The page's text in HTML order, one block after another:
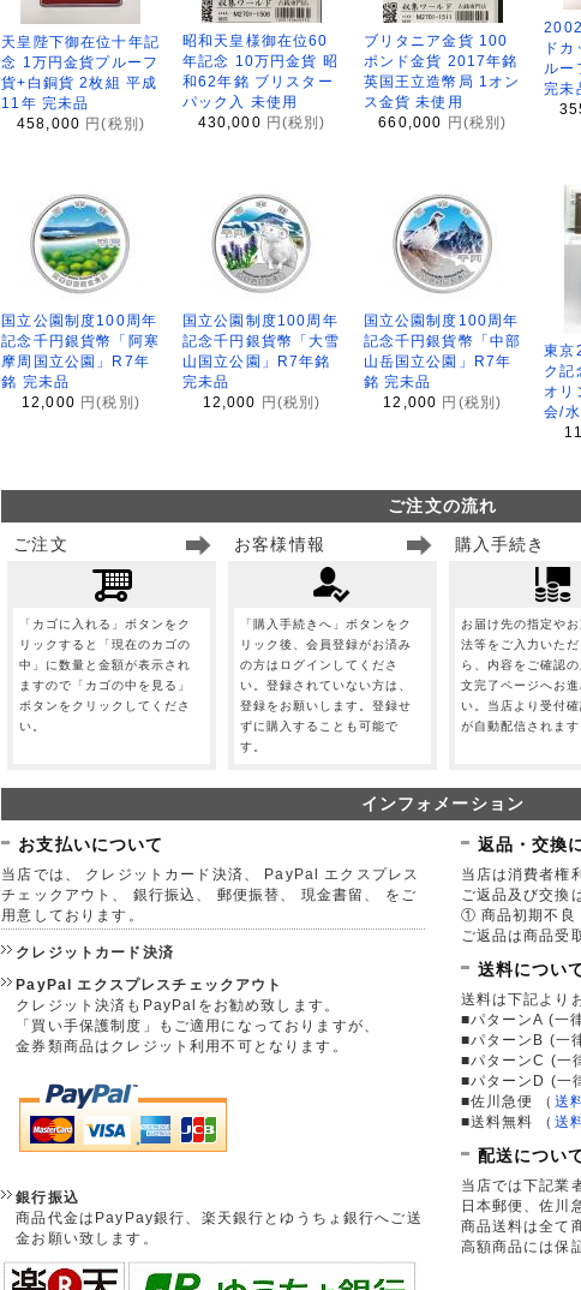
天皇陛下御在位十年記
念 1万円金貨プルーフ
貨+白銅貨 2枚組 平成
11年 完未品
458,000 円(税別)
昭和天皇様御在位60
年記念 10万円金貨 昭
和62年銘 ブリスター
パック入 未使用
430,000 円(税別)
ブリタニア金貨 100
ポンド金貨 2017年銘
英国王立造幣局 1オン
ス金貨 未使用
660,000 円(税別)
ド
ルー
完未
国立公園制度100周年
記念千円銀貨幣「阿寒
摩周国立公園」R7年
銘 完未品
12,000 円(税別)
国立公園制度100周年
記念千円銀貨幣「大雪
山国立公園」R7年銘
完未品
12,000
円(税別)
国立公園制度100周年
記念千円銀貨幣「中部
山岳国立公園」R7年
銘 完未品
12,000 円(税別)
東京
ク記
オリ
会/
ご注文の流れ
ご注文
「カゴに入れる」ボタンをク
リックすると「現在のカゴの
中」に数量と金額が表示され
ますので「カゴの中を見る」
ボタンをクリックしてくださ
い。
お客様情報
「購入手続きへ」ボタンをク
リック後、会員登録がお済み
の方はログインしてくださ
い。登録されていない方は、
登録をお願いします。登録せ
ずに購入することも可能で
す。
購入手続き
お届け先の指定や
法等をご入力いただ
ら、内容をご確認
文完了ページへお進
い。当店より受付
が自動配信されます
インフォメーション
お支払いについて
当店では、 クレジットカード決済、 PayPal エクスプレス
チェックアウト、 銀行振込、 郵便振替、 現金書留、 をご
用意しております。
クレジットカード決済
PayPal エクスプレスチェックアウト
クレジット決済もPayPalをお勧め致します。
「買い手保護制度」もご適用になっておりますが、
金券類商品はクレジット利用不可となります。
銀行振込
商品代金はPayPay銀行、楽天銀行とゆうちょ銀行へご送
金お願い致します。
返品・交換
当店は消費者権
ご返品及び交換
① 商品初期不
ご返品は商品受
送料につい
送料は下記より
■パターンA (一
■パターンB (一
■パターンC (一
■パターンD (一
■佐川急便
（ 送
■送料無料
（ 送
配送につい
当店では下記業
日本郵便、佐川
商品送料は全て
高額商品には保